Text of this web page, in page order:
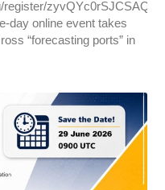
day online event takes
“forecasting ports” in